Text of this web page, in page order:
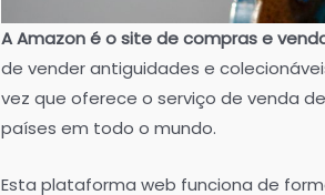
A Amazon é o site de compras e
de vender antiguidades e
vez que oferece o serviço de venda
países em todo o mundo.
Esta plataforma web funciona de